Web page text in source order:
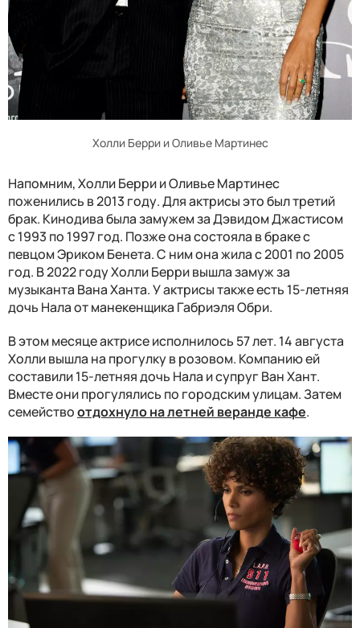
Холли Берри и Оливье Мартинес
Напомним, Холли Берри и Оливье Мартинес
поженились в 2013 году. Для актрисы это был третий
брак. Кинодива была замужем за Дэвидом Джастисом
с 1993 по 1997 год. Позже она состояла в браке с
певцом Эриком Бенета. С ним она жила с 2001 по 2005
год. В 2022 году Холли Берри вышла замуж за
музыканта Вана Ханта. У актрисы также есть 15-летняя
дочь Нала от манекенщика Габриэля Обри.
В этом месяце актрисе исполнилось 57 лет. 14 августа
Холли вышла на прогулку в розовом. Компанию ей
составили 15-летняя дочь Нала и супруг Ван Хант.
Вместе они прогулялись по городским улицам. Затем
семействоотдохнуло на летней веранде кафе.